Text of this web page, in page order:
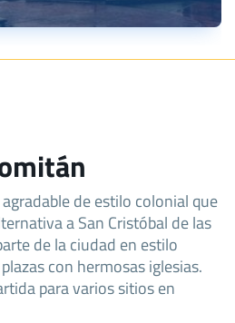
de estilo colonial que
a San Cristóbal de las
de la ciudad en estilo
con hermosas iglesias.
para varios sitios en